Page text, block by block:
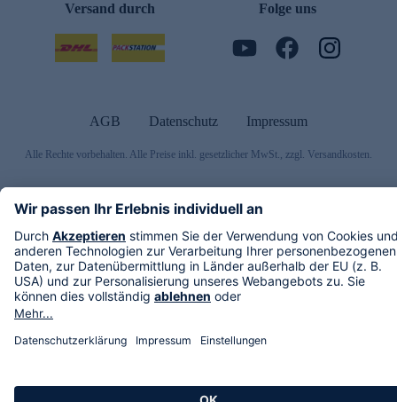
Versand durch Folge uns
AGB Datenschutz Impressum
Alle Rechte vorbehalten. Alle Preise inkl. gesetzlicher MwSt., zzgl. Versandkosten.